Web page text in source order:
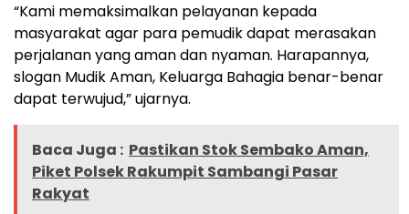
“Kami memaksimalkan pelayanan kepada
masyarakat agar para pemudik dapat merasakan
perjalanan yang aman dan nyaman. Harapannya,
slogan Mudik Aman, Keluarga Bahagia benar-benar
dapat terwujud,” ujarnya.
Baca Juga : Pastikan Stok Sembako Aman,
Piket Polsek Rakumpit Sambangi Pasar
Rakyat